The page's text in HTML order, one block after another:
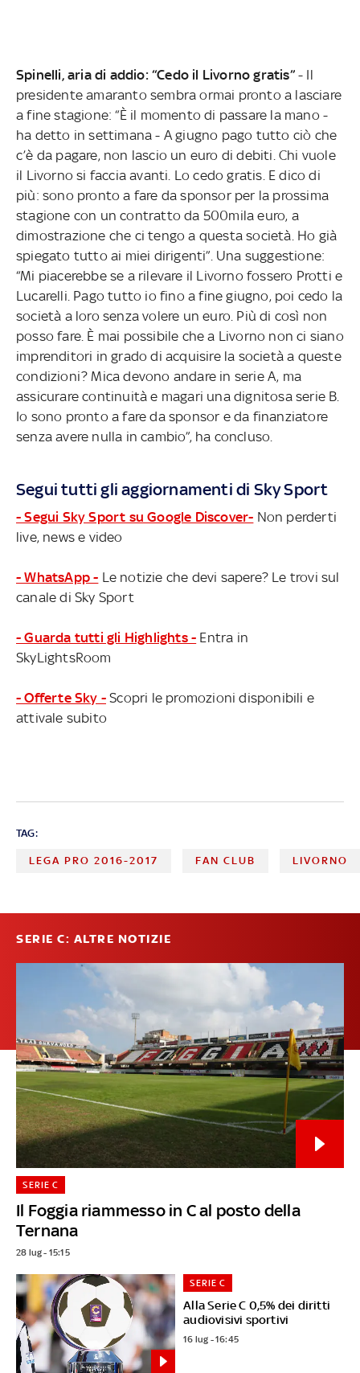
Spinelli, aria di addio: “Cedo il Livorno gratis” - Il
presidente amaranto sembra ormai pronto a lasciare
a fine stagione: “È il momento di passare la mano -
ha detto in settimana - A giugno pago tutto ciò che
c’è da pagare, non lascio un euro di debiti. Chi vuole
il Livorno si faccia avanti. Lo cedo gratis. E dico di
più: sono pronto a fare da sponsor per la prossima
stagione con un contratto da 500mila euro, a
dimostrazione che ci tengo a questa società. Ho già
spiegato tutto ai miei dirigenti”. Una suggestione:
“Mi piacerebbe se a rilevare il Livorno fossero Protti e
Lucarelli. Pago tutto io fino a fine giugno, poi cedo la
società a loro senza volere un euro. Più di così non
posso fare. È mai possibile che a Livorno non ci siano
imprenditori in grado di acquisire la società a queste
condizioni? Mica devono andare in serie A, ma
assicurare continuità e magari una dignitosa serie B.
Io sono pronto a fare da sponsor e da finanziatore
senza avere nulla in cambio”, ha concluso.
Segui tutti gli aggiornamenti di Sky Sport
- Segui Sky Sport su Google Discover- Non perderti
live, news e video
- WhatsApp - Le notizie che devi sapere? Le trovi sul
canale di Sky Sport
- Guarda tutti gli Highlights - Entra in
SkyLightsRoom
- Offerte Sky - Scopri le promozioni disponibili e
attivale subito
TAG:
LEGA PRO 2016-2017 FAN CLUB LIVORNO
SERIE C: ALTRE NOTIZIE
Il Foggia riammesso in C al posto della
Ternana
SERIE C
28 lug - 15:15
Alla Serie C 0,5% dei diritti
audiovisivi sportivi
SERIE C
16 lug - 16:45